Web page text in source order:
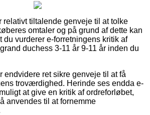
tiltalende genveje til at tolke
omtaler og på grund af dette kan
vurderer e-forretningens kritik af
duchess 3-11 år 9-11 år inden du
endvidere ret sikre genveje til at få
troværdighed. Herinde ses endda e-
at give en kritik af ordreforløbet,
anvendes til at fornemme